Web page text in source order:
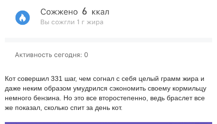
Кот совершил 331 шаг, чем согнал с себя целый грамм жира и
даже неким образом умудрился сэкономить своему кормильцу
немного бензина. Но это все второстепенно, ведь браслет все
же показал, сколько спит за день кот.